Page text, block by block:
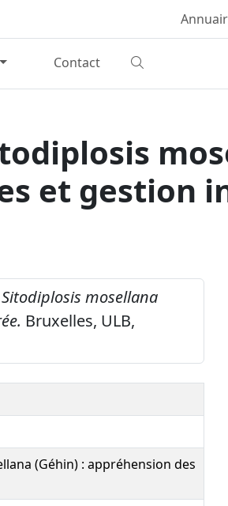
Contact
et gestion
mosellana
Bruxelles, ULB,
(Géhin) : appréhension des